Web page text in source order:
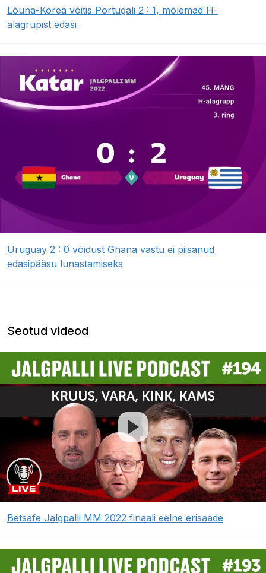
Lõuna-Korea võitis Portugali 2 : 1, mõlemad H-
alagrupist edasi
Uruguay 2 : 0 võidust Ghana vastu ei piisanud
edasipääsu lunastamiseks
Seotud videod
Betsafe Jalgpalli MM 2022 finaali eelne erisaade